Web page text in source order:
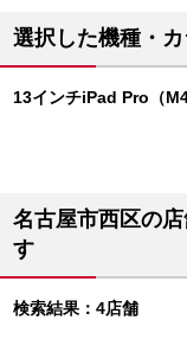
選択した機種・
13インチiPad Pro（
名古屋市西区の
す
検索結果：4店舗